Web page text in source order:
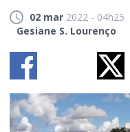
02 mar 2022 - 04h25
Gesiane S. Lourenço